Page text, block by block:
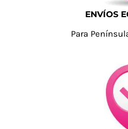
ENVÍOS
Para